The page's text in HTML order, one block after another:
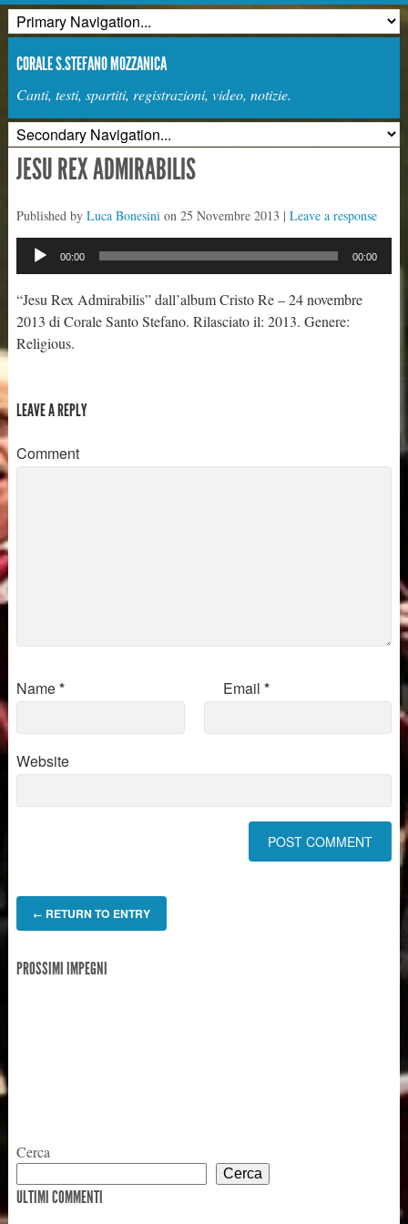
CORALE S.STEFANO MOZZANICA
Canti, testi, spartiti, registrazioni, video, notizie.
JESU REX ADMIRABILIS
Published by Luca Bonesinion 25 Novembre 2013 | Leave a response
Audio
00:00 00:00
“Jesu Rex Admirabilis” dall’album Cristo Re – 24 novembre
2013 di Corale Santo Stefano. Rilasciato il: 2013. Genere:
Religious.
LEAVE A REPLY
Comment
Name* Email *
Website
← RETURN TO ENTRY
PROSSIMI IMPEGNI
Cerca
Cerca
ULTIMI COMMENTI